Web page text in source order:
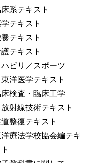
系テキスト
テキスト
テキスト
テキスト
ハビリ／スポーツ
東洋医学テキスト
検査・臨床工学
放射線技術テキスト
整復テキスト
療法学校協会編テキ